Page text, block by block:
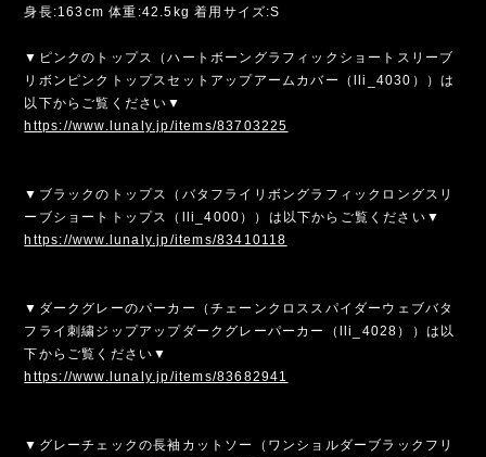
身長:163cm 体重:42.5kg 着用サイズ:S
▼ピンクのトップス（ハートボーングラフィックショートスリーブ
リボンピンクトップスセットアップアームカバー（lli_4030））は
以下からご覧ください▼
https://www.lunaly.jp/items/83703225
▼ブラックのトップス（バタフライリボングラフィックロングスリ
ーブショートトップス（lli_4000））は以下からご覧ください▼
https://www.lunaly.jp/items/83410118
▼ダークグレーのパーカー（チェーンクロススパイダーウェブバタ
フライ刺繍ジップアップダークグレーパーカー（lli_4028））は以
下からご覧ください▼
https://www.lunaly.jp/items/83682941
▼グレーチェックの長袖カットソー（ワンショルダーブラックフリ